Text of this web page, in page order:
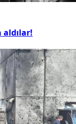
aldılar!